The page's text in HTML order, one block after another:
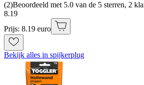
(2)Beoordeeld met 5.0 van de 5 sterren, 2
8.19
Prijs: 8.19 euro
Bekijk alles in spijkerplug